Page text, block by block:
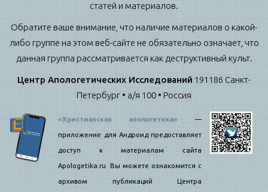
статей и материалов.
Обратите ваше внимание, что наличие материалов о какой-
либо группе на этом веб-сайте не обязательно означает, что
данная группа рассматривается как деструктивный культ.
Центр Апологетических Исследований 191186 Санкт-
Петербург • а/я 100 • Россия
«Христианская апологетика»—
приложение для Андроид предоставляет
доступ к материалам сайта
Apologetika.ru. Вы можете ознакомится с
архивом публикаций Центра